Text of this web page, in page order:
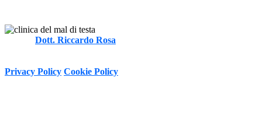
Dott. Riccardo Rosa
Privacy Policy Cookie Policy